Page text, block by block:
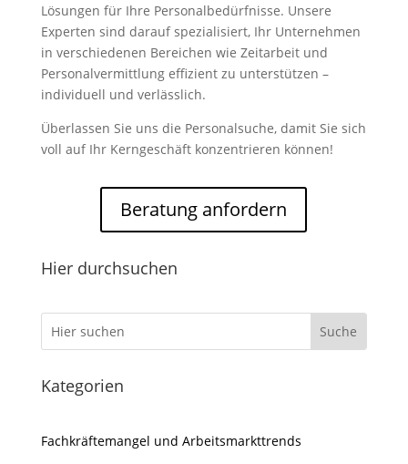
Lösungen für Ihre Personalbedürfnisse. Unsere
Experten sind darauf spezialisiert, Ihr Unternehmen
in verschiedenen Bereichen wie Zeitarbeit und
Personalvermittlung effizient zu unterstützen –
individuell und verlässlich.
Überlassen Sie uns die Personalsuche, damit Sie sich
voll auf Ihr Kerngeschäft konzentrieren können!
Beratung anfordern
Hier durchsuchen
Kategorien
Fachkräftemangel und Arbeitsmarkttrends